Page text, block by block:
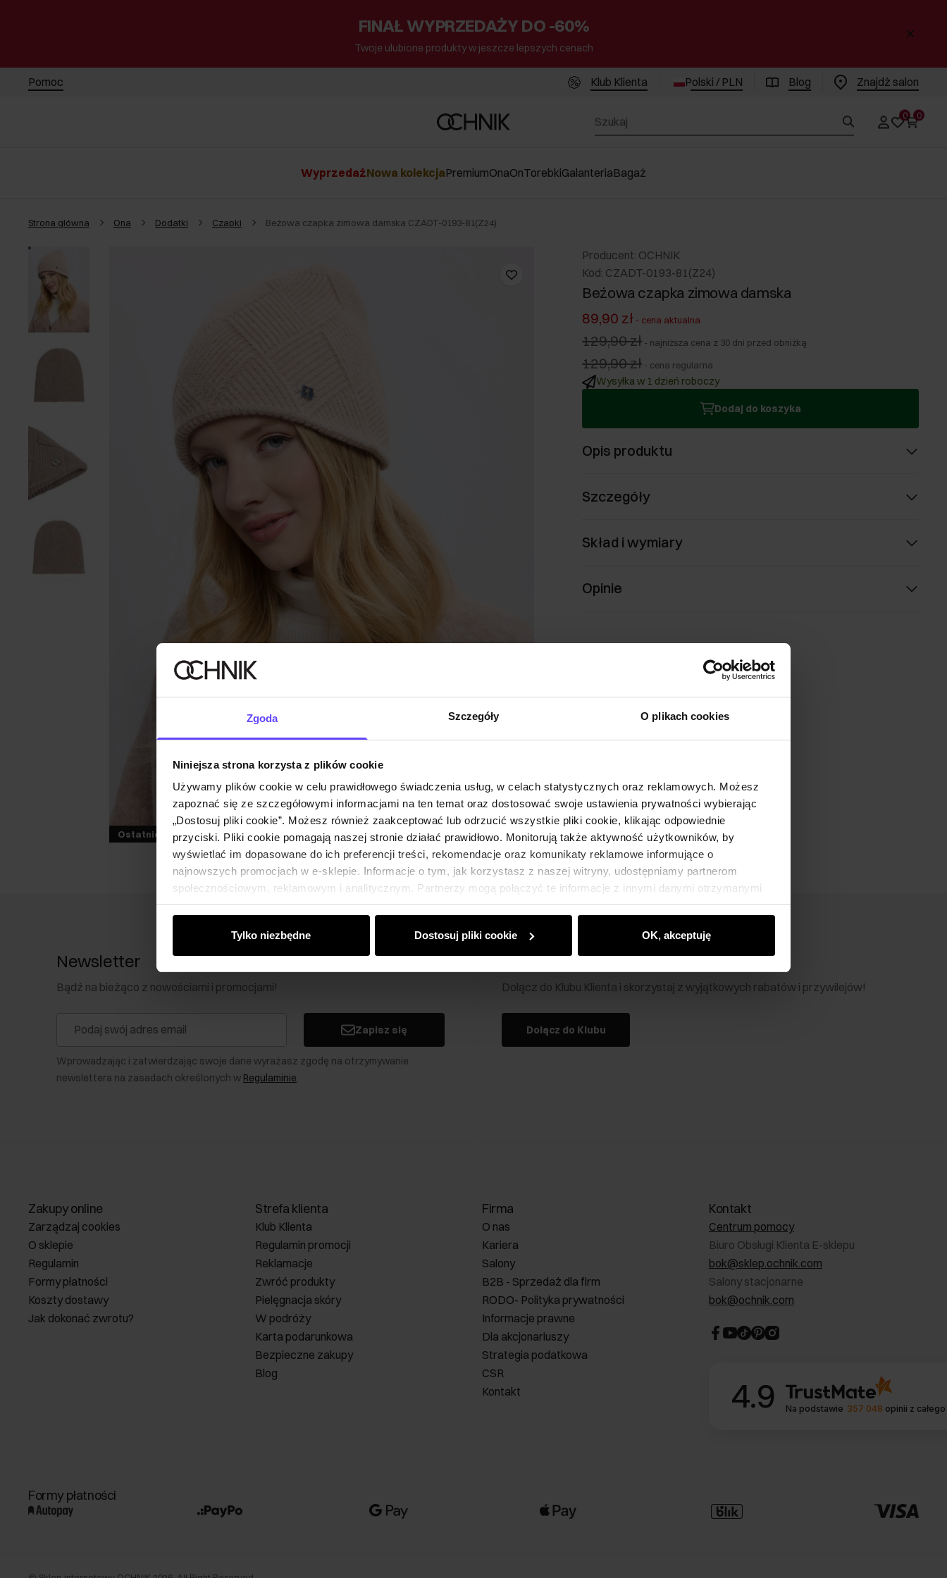
Zgoda Szczegóły O plikach cookies
Niniejsza strona korzysta z plików cookie
Używamy plików cookie w celu prawidłowego świadczenia usług, w celach statystycznych oraz reklamowych. Możesz
zapoznać się ze szczegółowymi informacjami na ten temat oraz dostosować swoje ustawienia prywatności wybierając
„Dostosuj pliki cookie”. Możesz również zaakceptować lub odrzucić wszystkie pliki cookie, klikając odpowiednie
przyciski. Pliki cookie pomagają naszej stronie działać prawidłowo. Monitorują także aktywność użytkowników, by
wyświetlać im dopasowane do ich preferencji treści, rekomendacje oraz komunikaty reklamowe informujące o
najnowszych promocjach w e-sklepie. Informacje o tym, jak korzystasz z naszej witryny, udostępniamy partnerom
społecznościowym, reklamowym i analitycznym. Partnerzy mogą połączyć te informacje z innymi danymi otrzymanymi
od Ciebie lub uzyskanymi podczas korzystania z ich usług.
Tylko niezbędne Dostosuj pliki cookie OK, akceptuję
FINAŁ WYPRZEDAŻY DO -60%
Twoje ulubione produkty w jeszcze lepszych cenach
Pomoc Klub Klienta Polski / PLN Blog Znajdż salon
0 0
WyprzedażNowa kolekcjaPremiumOnaOnTorebkiGalanteriaBagaż
Strona główna Ona Dodatki Czapki Beżowa czapka zimowa damska CZADT-0193-81(Z24)
Ostatnie sztuki
Producent: OCHNIK
Kod: CZADT-0193-81(Z24)
Beżowa czapka zimowa damska
89,90 zł - cena aktualna
129,90 zł - najniższa cena z 30 dni przed obniżką
129,90 zł - cena regularna
Wysyłka w 1 dzień roboczy
Dodaj do koszyka
Opis produktu
Szczegóły
Skład i wymiary
Opinie
Newsletter
Bądź na bieżąco z nowościami i promocjami!
Zapisz się
Wprowadzając i zatwierdzając swoje dane wyrażasz zgodę na otrzymywanie
newslettera na zasadach określonych w Regulaminie.
Klub Klienta Ochnik
Dołącz do Klubu Klienta i skorzystaj z wyjątkowych rabatów i przywilejów!
Dołącz do Klubu
Zakupy online
Zarządzaj cookies
O sklepie
Regulamin
Formy płatności
Koszty dostawy
Jak dokonać zwrotu?
Strefa klienta
Klub Klienta
Regulamin promocji
Reklamacje
Zwróć produkty
Pielęgnacja skóry
W podróży
Karta podarunkowa
Bezpieczne zakupy
Blog
Firma
O nas
Kariera
Salony
B2B - Sprzedaż dla firm
RODO- Polityka prywatności
Informacje prawne
Dla akcjonariuszy
Strategia podatkowa
CSR
Kontakt
Kontakt
Centrum pomocy
Biuro Obsługi Klienta E-sklepu
bok@sklep.ochnik.com
Salony stacjonarne
bok@ochnik.com
4.9 Na podstawie 357 048 opinii z
Formy płatności